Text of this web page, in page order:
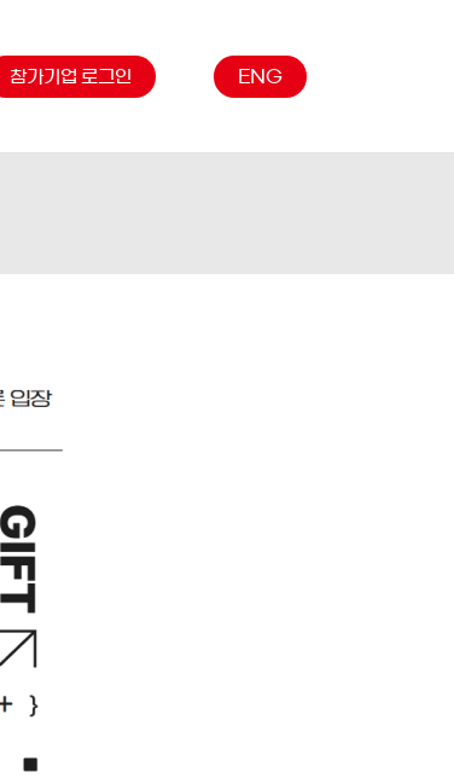
참가기업 로그인 ENG